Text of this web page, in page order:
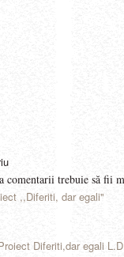
comentarii trebuie să
,,Diferiti, dar egali"
Diferiti,dar egali L.D.